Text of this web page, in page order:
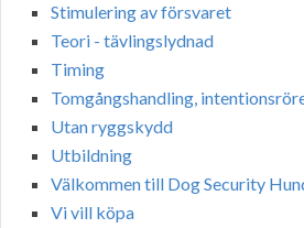
Stimulering av försvaret
Teori - tävlingslydnad
Timing
Tomgångshandling,
Utan ryggskydd
Utbildning
Välkommen till Dog Security
Vi vill köpa